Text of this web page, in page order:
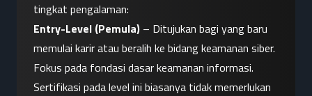
tingkat pengalaman:
Entry-Level (Pemula) – Ditujukan bagi yang baru
memulai karir atau beralih ke bidang keamanan siber.
Fokus pada fondasi dasar keamanan informasi.
Sertifikasi pada level ini biasanya tidak memerlukan